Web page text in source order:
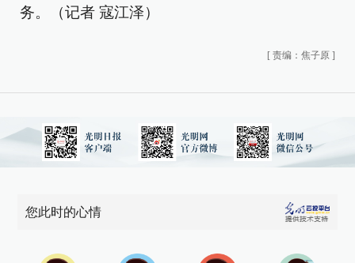
务。（记者 寇江泽）
[ 责编：焦子原 ]
您此时的心情